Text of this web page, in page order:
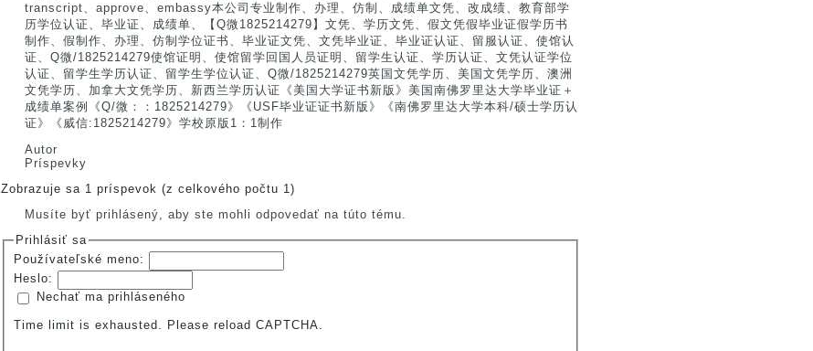
transcript、approve、embassy本公司专业制作、办理、仿制、成绩单文凭、改成绩、教育部学
历学位认证、毕业证、成绩单、【Q微1825214279】文凭、学历文凭、假文凭假毕业证假学历书
制作、假制作、办理、仿制学位证书、毕业证文凭、文凭毕业证、毕业证认证、留服认证、使馆认
证、Q微/1825214279使馆证明、使馆留学回国人员证明、留学生认证、学历认证、文凭认证学位
认证、留学生学历认证、留学生学位认证、Q微/1825214279英国文凭学历、美国文凭学历、澳洲
文凭学历、加拿大文凭学历、新西兰学历认证《美国大学证书新版》美国南佛罗里达大学毕业证＋
成绩单案例《Q/微：：1825214279》《USF毕业证证书新版》《南佛罗里达大学本科/硕士学历认
证》《威信:1825214279》学校原版1：1制作
Autor
Príspevky
Zobrazuje sa 1 príspevok (z celkového počtu 1)
Musíte byť prihlásený, aby ste mohli odpovedať na túto tému.
Prihlásiť sa
Používateľské meno:
Heslo:
Nechať ma prihláseného
Time limit is exhausted. Please reload CAPTCHA.